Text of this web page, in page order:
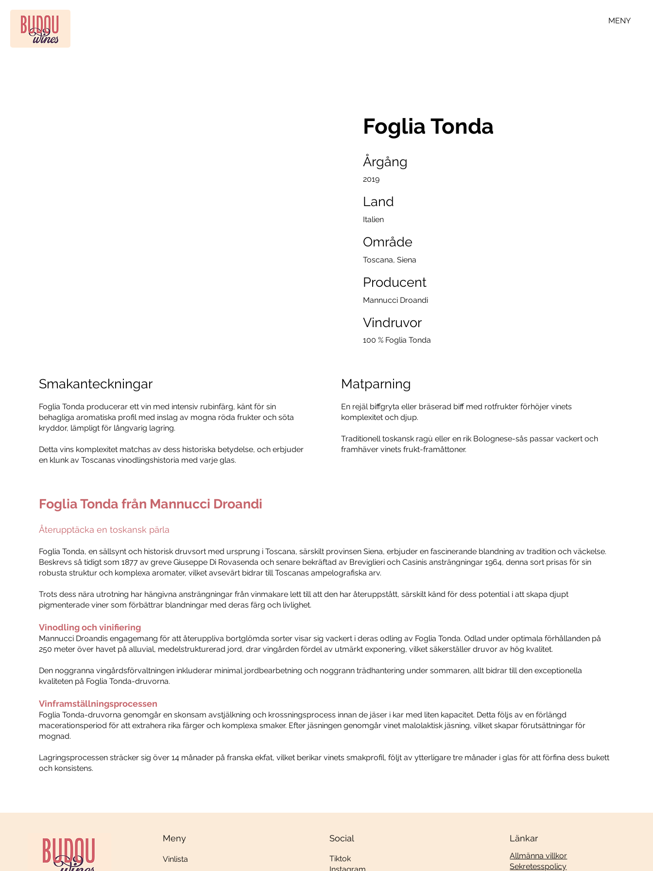
MENY
Foglia Tonda
Årgång
2019
Land
Italien
Område
Toscana, Siena
Producent
Mannucci Droandi
Vindruvor
100 % Foglia Tonda
Smakanteckningar
Foglia Tonda producerar ett vin med intensiv rubinfärg, känt för sin
behagliga aromatiska profil med inslag av mogna röda frukter och söta
kryddor, lämpligt för långvarig lagring.
Detta vins komplexitet matchas av dess historiska betydelse, och erbjuder
en klunk av Toscanas vinodlingshistoria med varje glas.
Matparning
En rejäl biffgryta eller bräserad biff med rotfrukter förhöjer vinets
komplexitet och djup.
Traditionell toskansk ragù eller en rik Bolognese-sås passar vackert och
framhäver vinets frukt-framåttoner.
Foglia Tonda från Mannucci Droandi
Återupptäcka en toskansk pärla
Foglia Tonda, en sällsynt och historisk druvsort med ursprung i Toscana, särskilt provinsen Siena, erbjuder en fascinerande blandning av tradition och väckelse.
Beskrevs så tidigt som 1877 av greve Giuseppe Di Rovasenda och senare bekräftad av Breviglieri och Casinis ansträngningar 1964, denna sort prisas för sin
robusta struktur och komplexa aromater, vilket avsevärt bidrar till Toscanas ampelografiska arv.
Trots dess nära utrotning har hängivna ansträngningar från vinmakare lett till att den har återuppstått, särskilt känd för dess potential i att skapa djupt
pigmenterade viner som förbättrar blandningar med deras färg och livlighet.
Vinodling och vinifiering
Mannucci Droandis engagemang för att återuppliva bortglömda sorter visar sig vackert i deras odling av Foglia Tonda. Odlad under optimala förhållanden på
250 meter över havet på alluvial, medelstrukturerad jord, drar vingården fördel av utmärkt exponering, vilket säkerställer druvor av hög kvalitet.
Den noggranna vingårdsförvaltningen inkluderar minimal jordbearbetning och noggrann trädhantering under sommaren, allt bidrar till den exceptionella
kvaliteten på Foglia Tonda-druvorna.
Vinframställningsprocessen
Foglia Tonda-druvorna genomgår en skonsam avstjälkning och krossningsprocess innan de jäser i kar med liten kapacitet. Detta följs av en förlängd
macerationsperiod för att extrahera rika färger och komplexa smaker. Efter jäsningen genomgår vinet malolaktisk jäsning, vilket skapar förutsättningar för
mognad.
Lagringsprocessen sträcker sig över 14 månader på franska ekfat, vilket berikar vinets smakprofil, följt av ytterligare tre månader i glas för att förfina dess bukett
och konsistens.
Vinlista
Meny
Allmänna villkor
Sekretesspolicy
Länkar
Tiktok
Social